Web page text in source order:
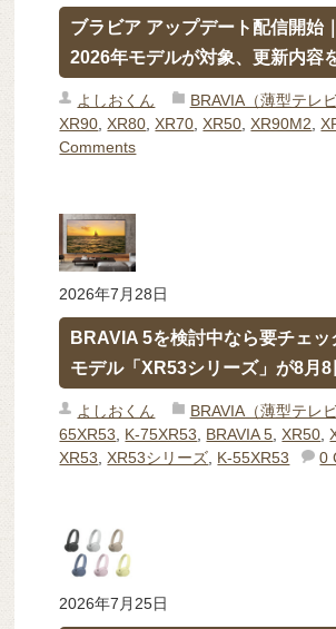
ブラビア アップデート配信開始
2026年モデルが対象、更新内容
よしおくん BRAVIA（薄型テレビ
XR90 ,XR80 ,XR70 ,XR50 ,XR90M2 ,
Comments
2026年7月28日
BRAVIA 5を検討中なら要チェ
モデル「XR53シリーズ」が8月
よしおくん BRAVIA（薄型テレビ
65XR53
K-75XR53 BRAVIA 5 ,XR50 ,
XR53 ,XR53シリーズ K-55XR53 0
2026年7月25日